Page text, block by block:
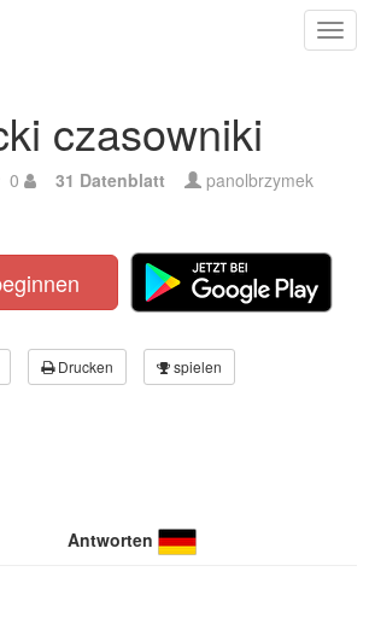
czasowniki
0 31 Datenblatt panolbrzymek
Drucken spielen
Antworten